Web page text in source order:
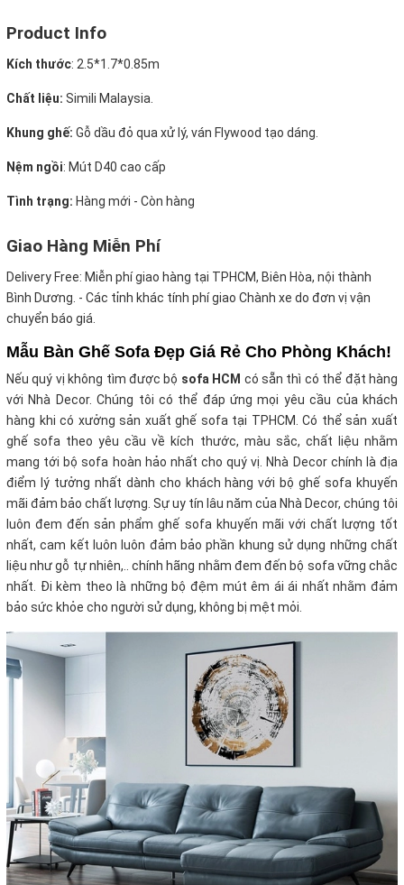
Product Info
Kích thước: 2.5*1.7*0.85m
Chất liệu: Simili Malaysia.
Khung ghế: Gỗ dầu đỏ qua xử lý, ván Flywood tạo dáng.
Nệm ngồi: Mút D40 cao cấp
Tình trạng: Hàng mới - Còn hàng
Giao Hàng Miễn Phí
Delivery Free: Miễn phí giao hàng tại TPHCM, Biên Hòa, nội thành
Bình Dương. - Các tỉnh khác tính phí giao Chành xe do đơn vị vận
chuyển báo giá.
Mẫu Bàn Ghế Sofa Đẹp Giá Rẻ Cho Phòng Khách!
Nếu quý vị không tìm được bộ sofa HCM có sẵn thì có thể đặt hàng
với Nhà Decor. Chúng tôi có thể đáp ứng mọi yêu cầu của khách
hàng khi có xưởng sản xuất ghế sofa tại TPHCM. Có thể sản xuất
ghế sofa theo yêu cầu về kích thước, màu sắc, chất liệu nhằm
mang tới bộ sofa hoàn hảo nhất cho quý vị. Nhà Decor chính là địa
điểm lý tưởng nhất dành cho khách hàng với bộ ghế sofa khuyến
mãi đảm bảo chất lượng. Sự uy tín lâu năm của Nhà Decor, chúng tôi
luôn đem đến sản phẩm ghế sofa khuyến mãi với chất lượng tốt
nhất, cam kết luôn luôn đảm bảo phần khung sử dụng những chất
liệu như gỗ tự nhiên,.. chính hãng nhằm đem đến bộ sofa vững chắc
nhất. Đi kèm theo là những bộ đệm mút êm ái ái nhất nhằm đảm
bảo sức khỏe cho người sử dụng, không bị mệt mỏi.